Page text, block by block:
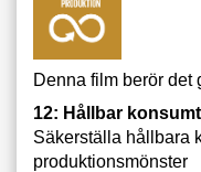
Denna film berör det
12: Hållbar
Säkerställa hållbara
produktionsmönster